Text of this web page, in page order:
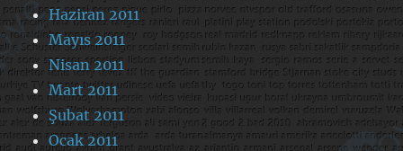
Haziran 2011
Mayıs 2011
Nisan 2011
Mart 2011
Şubat 2011
Ocak 2011